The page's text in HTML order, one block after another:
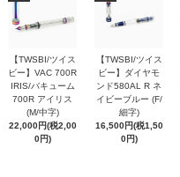
【TWSBI/ツイス
ビー】VAC 700R
IRIS/バキューム
700R アイリス
(M/中字)
22,000円(税2,00
0円)
【TWSBI/ツイス
ビー】ダイヤモ
ンド580AL R ネ
イビーブルー (F/
細字)
16,500円(税1,50
0円)